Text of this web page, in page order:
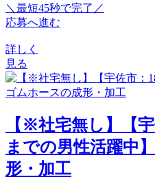
＼最短45秒で完了／
応募へ進む
詳しく
見る
【※社宅無し】【
までの男性活躍中
形・加工